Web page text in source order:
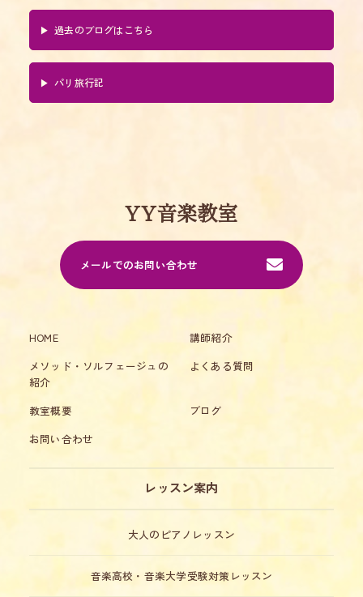
過去のブログはこちら
パリ旅行記
YY音楽教室
メールでのお問い合わせ
HOME
講師紹介
メソッド・ソルフェージュの
紹介
よくある質問
教室概要
ブログ
お問い合わせ
レッスン案内
大人のピアノレッスン
音楽高校・音楽大学受験対策レッスン